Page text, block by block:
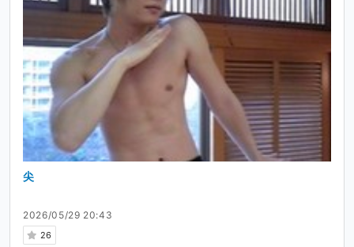
2026/05/29 20:43
26
尖